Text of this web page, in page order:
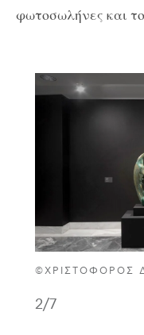
φωτοσωλήνες και
©ΧΡΙΣΤΌΦΟΡΟΣ
2/7